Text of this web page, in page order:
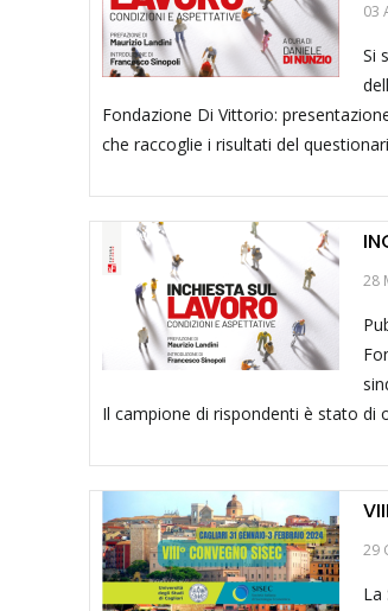
03
Si
Fondazione Di Vittorio:
che raccoglie i risultati del
28
Il campione di rispondenti è stato di
29
La